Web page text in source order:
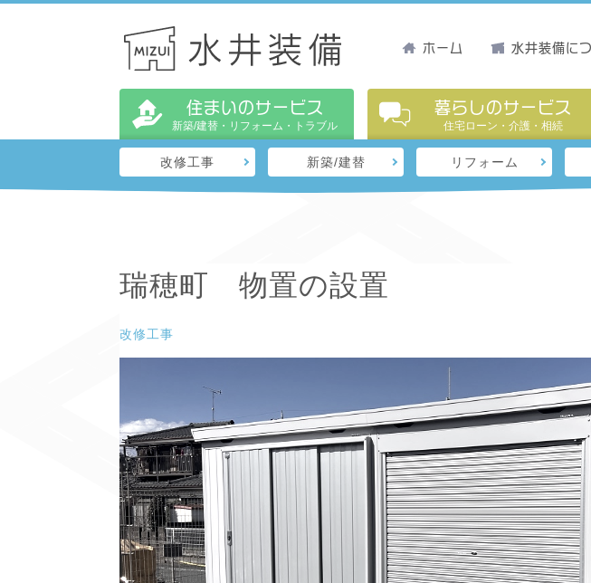
ホーム 水井装備に
住まいのサービス
新築/建替・リフォーム・トラブル
暮らしのサービス
住宅ローン・介護・相続
改修工事 新築/建替 リフォーム
瑞穂町 物置の設置
改修工事